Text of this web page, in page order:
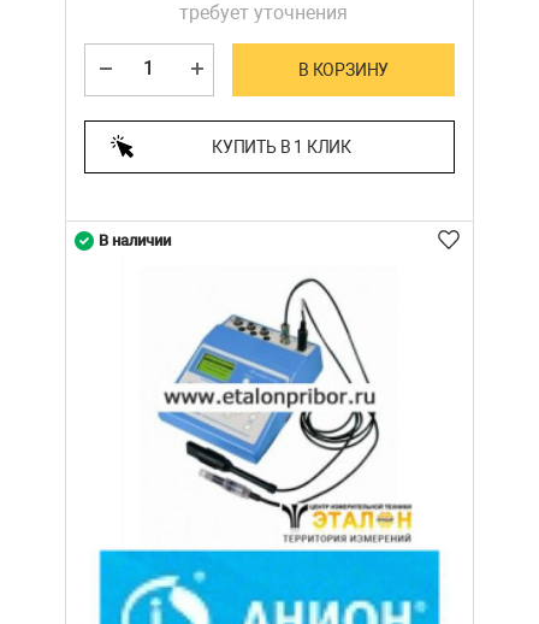
требует уточнения
В КОРЗИНУ
КУПИТЬ В 1 КЛИК
В наличии